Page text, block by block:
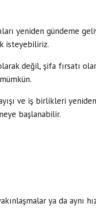
yeniden gündeme
isteyebiliriz.
değil, şifa fırsatı
ve iş birlikleri
başlanabilir.
ya da aynı